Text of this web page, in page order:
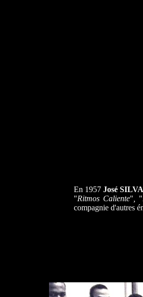
En 1957José SILVA
"Ritmos Caliente" "
compagnie d'autres